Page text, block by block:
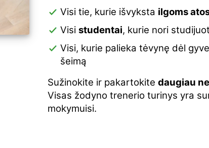
Visi tie, kurie išvyksta ilgoms
Visi studentai, kurie nori
Visi, kurie palieka tėvynę dėl
šeimą
Sužinokite ir pakartokite daugiau
Visas žodyno trenerio turinys yra
mokymuisi.